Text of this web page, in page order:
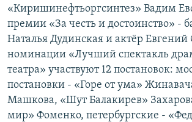
Все сайты РСЕ/РС
«Киришинефтьоргсинтез» Вадим
премии «За честь и достоинство» -
Наталья Дудинская и актёр
номинации «Лучший спектакль
театра» участвуют 12 постановок:
постановки - «Горе от ума»
Машкова, «Шут Балакирев»
мир» Фоменко, петербургские -